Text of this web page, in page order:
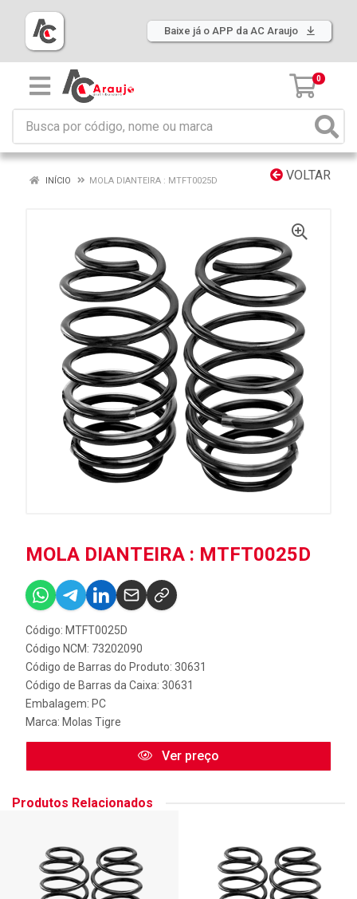
Baixe já o APP da AC Araujo
0
VOLTAR
INÍCIO MOLA DIANTEIRA : MTFT0025D
MOLA DIANTEIRA : MTFT0025D
Código: MTFT0025D
Código NCM: 73202090
Código de Barras do Produto: 30631
Código de Barras da Caixa: 30631
Embalagem: PC
Marca: Molas Tigre
Ver preço
Produtos Relacionados